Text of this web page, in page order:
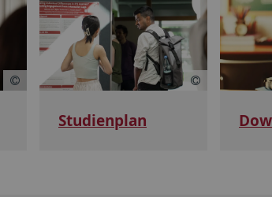
Studienplan